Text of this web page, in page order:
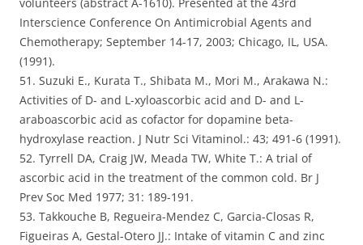
volunteers (abstract A-1610). Presented at the 43rd
Interscience Conference On Antimicrobial Agents and
Chemotherapy; September 14-17, 2003; Chicago, IL, USA.
(1991).
51. Suzuki E., Kurata T., Shibata M., Mori M., Arakawa N.:
Activities of D- and L-xyloascorbic acid and D- and L-
araboascorbic acid as cofactor for dopamine beta-
hydroxylase reaction. J Nutr Sci Vitaminol.: 43; 491-6 (1991).
52. Tyrrell DA, Craig JW, Meada TW, White T.: A trial of
ascorbic acid in the treatment of the common cold. Br J
Prev Soc Med 1977; 31: 189-191.
53. Takkouche B, Regueira-Mendez C, Garcia-Closas R,
Figueiras A, Gestal-Otero JJ.: Intake of vitamin C and zinc